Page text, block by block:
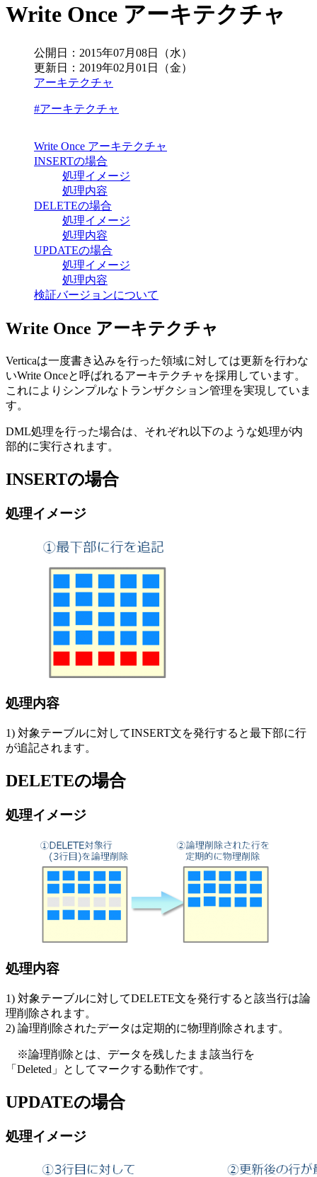
Write Once アーキテクチャ
公開日： 2015年07月08日（水）
更新日： 2019年02月01日（金）
アーキテクチャ
#アーキテクチャ
Write Once アーキテクチャ
INSERTの場合
処理イメージ
処理内容
DELETEの場合
処理イメージ
処理内容
UPDATEの場合
処理イメージ
処理内容
検証バージョンについて
Write Once アーキテクチャ
Verticaは一度書き込みを行った領域に対しては更新を行わな
いWrite Onceと呼ばれるアーキテクチャを採用しています。
これによりシンプルなトランザクション管理を実現していま
す。
DML処理を行った場合は、それぞれ以下のような処理が内
部的に実行されます。
INSERTの場合
処理イメージ
処理内容
1) 対象テーブルに対してINSERT文を発行すると最下部に行
が追記されます。
DELETEの場合
処理イメージ
処理内容
1) 対象テーブルに対してDELETE文を発行すると該当行は論
理削除されます。
2) 論理削除されたデータは定期的に物理削除されます。
※論理削除とは、データを残したまま該当行を
「Deleted」としてマークする動作です。
UPDATEの場合
処理イメージ